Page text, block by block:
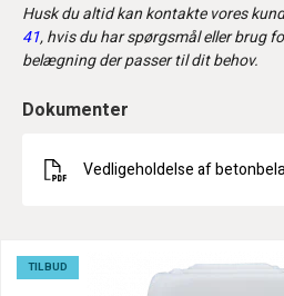
Husk du altid kan kontakte vores
41, hvis du har spørgsmål eller brug
belægning der passer til dit behov.
Dokumenter
Vedligeholdelse af
TILBUD